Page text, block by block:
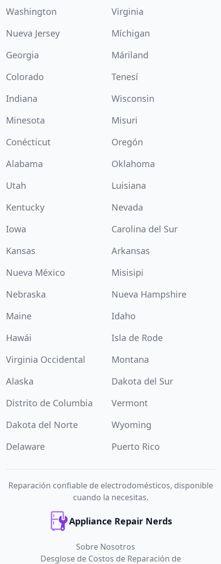
Washington
Virginia
Nueva Jersey
Míchigan
Georgia
Máriland
Colorado
Tenesí
Indiana
Wisconsin
Minesota
Misuri
Conécticut
Oregón
Alabama
Oklahoma
Utah
Luisiana
Kentucky
Nevada
Iowa
Carolina del Sur
Kansas
Arkansas
Nueva México
Misisipi
Nebraska
Nueva Hampshire
Maine
Idaho
Hawái
Isla de Rode
Virginia Occidental
Montana
Alaska
Dakota del Sur
Distrito de Columbia
Vermont
Dakota del Norte
Wyoming
Delaware
Puerto Rico
Reparación confiable de electrodomésticos, disponible
cuando la necesitas.
Appliance Repair Nerds
Sobre Nosotros
Desglose de Costos de Reparación de